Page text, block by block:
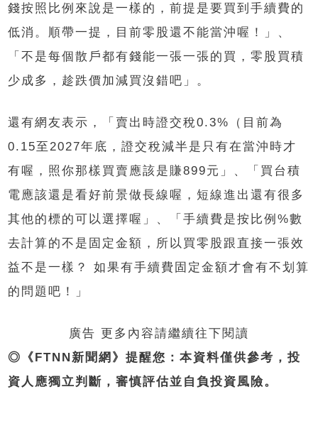
錢按照比例來說是一樣的，前提是要買到手續費的
低消。順帶一提，目前零股還不能當沖喔！」、
「不是每個散戶都有錢能一張一張的買，零股買積
少成多，趁跌價加減買沒錯吧」。
還有網友表示，「賣出時證交稅0.3%（目前為
0.15至2027年底，證交稅減半是只有在當沖時才
有喔，照你那樣買賣應該是賺899元」、「買台積
電應該還是看好前景做長線喔，短線進出還有很多
其他的標的可以選擇喔」、「手續費是按比例%數
去計算的不是固定金額，所以買零股跟直接一張效
益不是一樣？ 如果有手續費固定金額才會有不划算
的問題吧！」
廣告 更多內容請繼續往下閱讀
◎《FTNN新聞網》提醒您：本資料僅供參考，投
資人應獨立判斷，審慎評估並自負投資風險。